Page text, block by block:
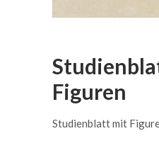
Figuren
Studienblatt mit